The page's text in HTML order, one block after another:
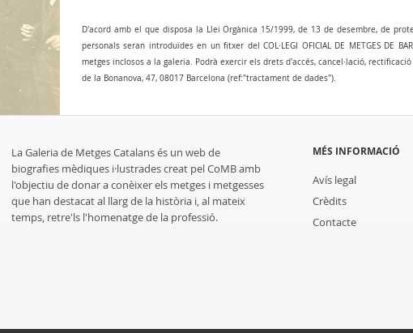
D'acord amb el que disposa la Llei Orgànica 15/1999, de 13 de desembre, de
personals seran introduïdes en un fitxer del COL·LEGI OFICIAL DE METGES DE
metges inclosos a la galeria. Podrà exercir els drets d'accés, cancel·lació,
de la Bonanova, 47, 08017 Barcelona (ref:"tractament de dades").
La Galeria de Metges Catalans és un web de
biografies mèdiques i·lustrades creat pel CoMB amb
l'objectiu de donar a conèixer els metges i metgesses
que han destacat al llarg de la història i, al mateix
temps, retre'ls l'homenatge de la professió.
MÉS INFORMACIÓ
Avís legal
Crèdits
Contacte